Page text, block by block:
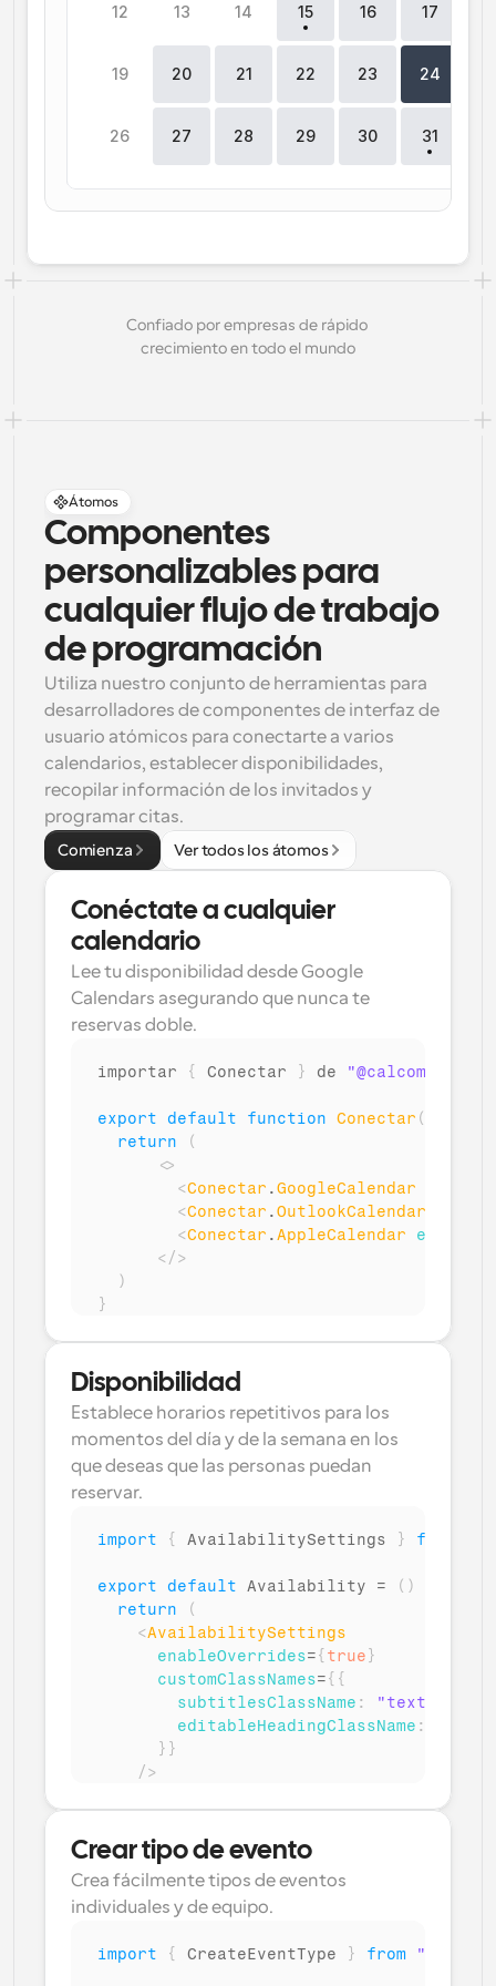
12 13 14 15 16 17
19 20 21 22 23 24
26 27 28 29 30 31
Confiado por empresas de rápido
crecimiento en todo el mundo
Átomos
Componentes
personalizables para
cualquier flujo de trabajo
de programación
Utiliza nuestro conjunto de herramientas para
desarrolladores de componentes de interfaz de
usuario atómicos para conectarte a varios
calendarios, establecer disponibilidades,
recopilar información de los invitados y
programar citas.
Comienza Ver todos los átomos
Conéctate a cualquier
calendario
Lee tu disponibilidad desde Google
Calendars asegurando que nunca te
reservas doble.
importar { Conectar } de "@calcom/
export default function Conectar (
return
(
<>
<Conectar .GoogleCalendar
<Conectar .OutlookCalendar
<Conectar .AppleCalendar
</>
)
}
Disponibilidad
Establece horarios repetitivos para los
momentos del día y de la semana en los
que deseas que las personas puedan
reservar.
import { AvailabilitySettings } from
export default Availability = ( )
return
(
<AvailabilitySettings
enableOverrides={ true }
customClassNames={ {
subtitlesClassName :
"texto-gris"
editableHeadingClassName :
} }
/>
Crear tipo de evento
Crea fácilmente tipos de eventos
individuales y de equipo.
import { CreateEventType } from